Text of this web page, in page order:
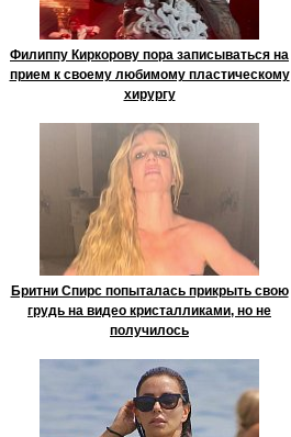
Филиппу Киркорову пора записываться на
прием к своему любимому пластическому
хирургу
Бритни Спирс попыталась прикрыть свою
грудь на видео кристалликами, но не
получилось